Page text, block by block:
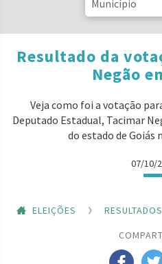
Resultado da
Negão
Veja como foi a votação
Deputado Estadual, Tacimar
do estado de Goiás
07/10/
ELEIÇÕES RESULTADOS